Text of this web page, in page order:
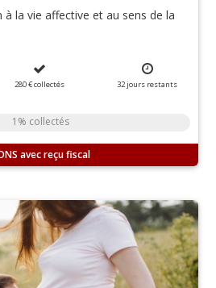
à la vie affective et au sens de la
280 €collectés 32jours restants
1% collectés